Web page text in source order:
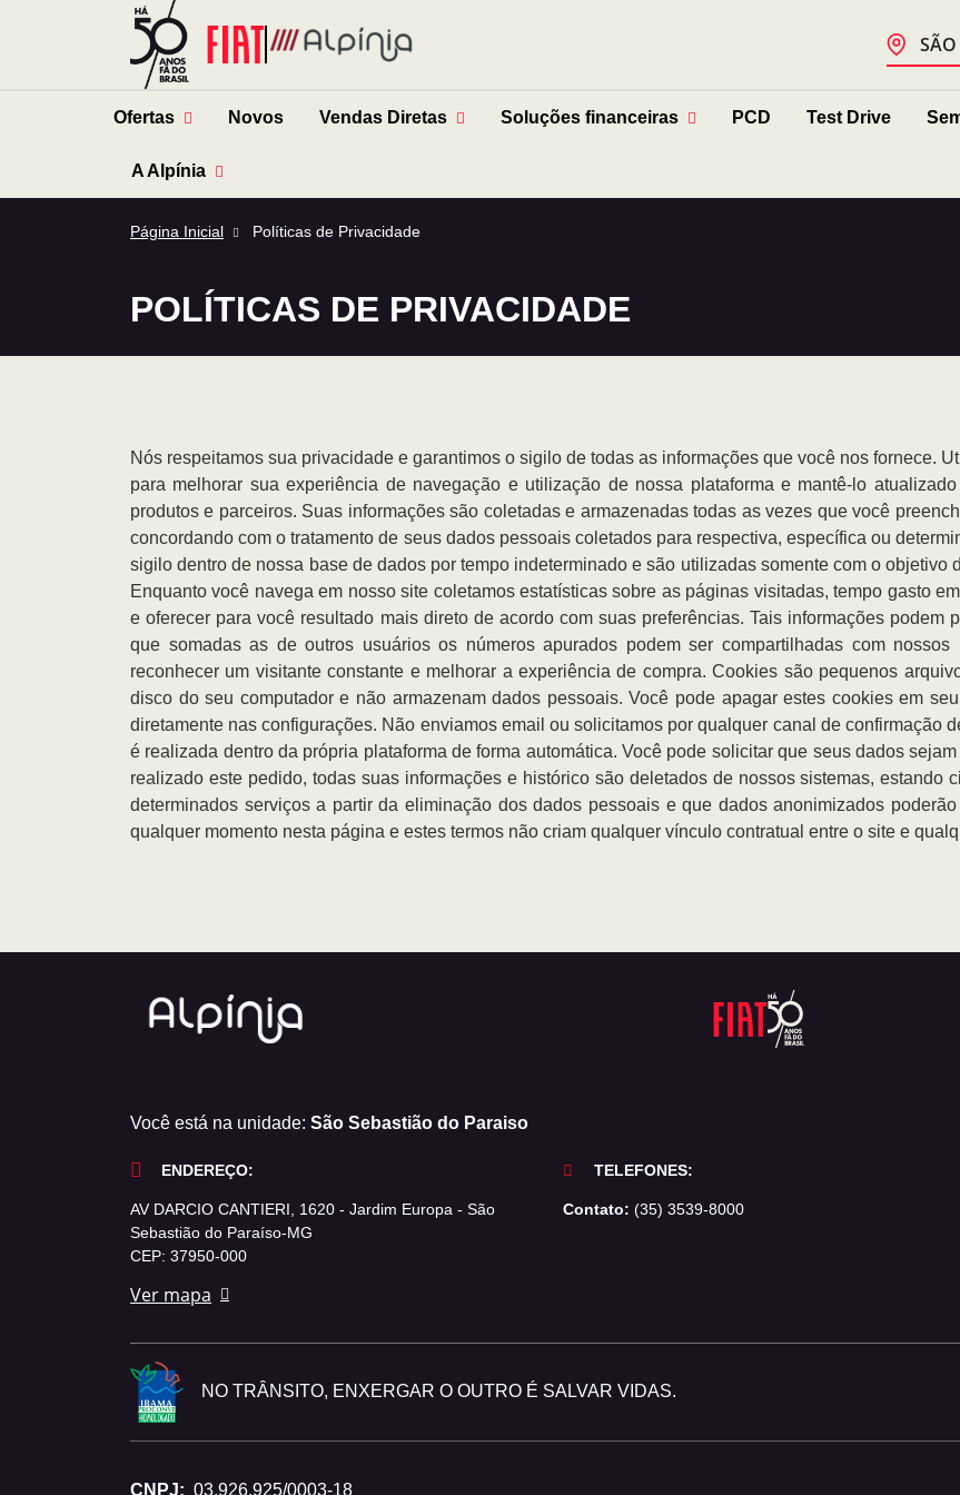
Ofertas Novos Vendas Diretas Soluções financeiras PCD Test Drive
A Alpínia
Página Inicial Políticas de Privacidade
POLÍTICAS DE PRIVACIDADE
Nós respeitamos sua privacidade e garantimos o sigilo de todas as informações que você nos fornece.
para melhorar sua experiência de navegação e utilização de nossa plataforma e mantê-lo
produtos e parceiros. Suas informações são coletadas e armazenadas todas as vezes que você
concordando com o tratamento de seus dados pessoais coletados para respectiva, específica ou
sigilo dentro de nossa base de dados por tempo indeterminado e são utilizadas somente com o objetivo
Enquanto você navega em nosso site coletamos estatísticas sobre as páginas visitadas, tempo gasto
e oferecer para você resultado mais direto de acordo com suas preferências. Tais informações podem
que somadas as de outros usuários os números apurados podem ser compartilhadas com
reconhecer um visitante constante e melhorar a experiência de compra. Cookies são pequenos
disco do seu computador e não armazenam dados pessoais. Você pode apagar estes cookies em
diretamente nas configurações. Não enviamos email ou solicitamos por qualquer canal de confirmação
é realizada dentro da própria plataforma de forma automática. Você pode solicitar que seus dados
realizado este pedido, todas suas informações e histórico são deletados de nossos sistemas, estando
determinados serviços a partir da eliminação dos dados pessoais e que dados anonimizados
qualquer momento nesta página e estes termos não criam qualquer vínculo contratual entre o site e
Você está na unidade: São Sebastião do Paraiso
ENDEREÇO:
AV DARCIO CANTIERI, 1620 - Jardim Europa - São
Sebastião do Paraíso-MG
CEP: 37950-000
Ver mapa
TELEFONES:
Contato: (35) 3539-8000
NO TRÂNSITO, ENXERGAR O OUTRO É SALVAR VIDAS.
CNPJ: 03.926.925/0003-18